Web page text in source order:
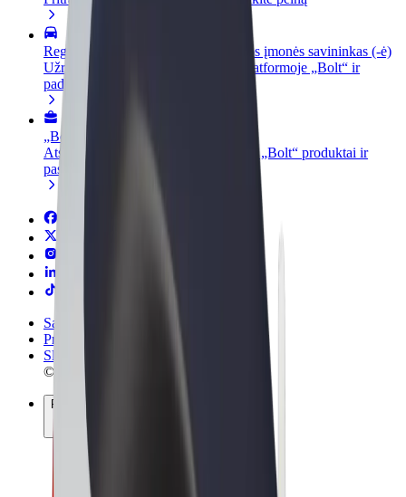
Registruotis kaip automobilių nuomos įmonės savininkas (-ė)
Užregistruokite savo automobilius platformoje „Bolt“ ir
padidinkite pajamas
„Bolt for Business“
Atskirų įmonių poreikiams pritaikomi „Bolt“ produktai ir
paslaugos
Sąlygos
Privatumas
Slapukai
© 2026 Bolt Technology OÜ
Paslaugos
Kelionės
Paspirtukai